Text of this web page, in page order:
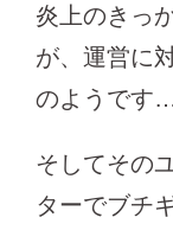
炎上のきっ
が、運営に
のようです
そしてその
ターでブチ